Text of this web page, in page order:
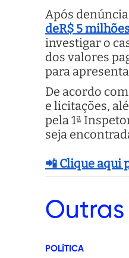
Após
deR$ 5
investigar o
dos valores
para
De acordo
e licitações,
pela 1ª
seja
📲 Clique aqui
Outras
POLÍTICA